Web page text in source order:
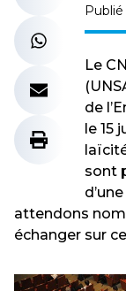
Publié
Le
de
le 15
sont
attendons
échanger sur